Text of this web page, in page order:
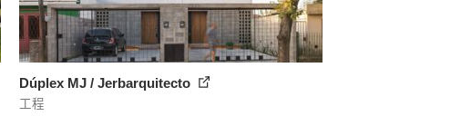
Dúplex MJ / Jerbarquitecto
工程